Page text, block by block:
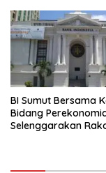
BI Sumut Bersama
Bidang
Selenggarakan